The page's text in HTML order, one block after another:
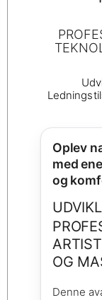
Oplev
med
og
OG
Denne